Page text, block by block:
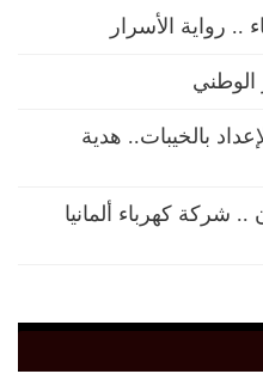
.. رواية الأسرار
الوطني
بالخيبات.. هدية
شركة كهرباء ألمانيا